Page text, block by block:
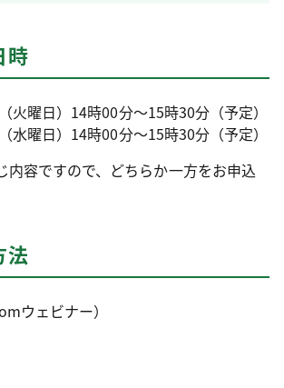
時
火曜日）14時00分～15時30分（予定）
水曜日）14時00分～15時30分（予定）
容ですので、どちらか一方をお申込
法
ウェビナー）